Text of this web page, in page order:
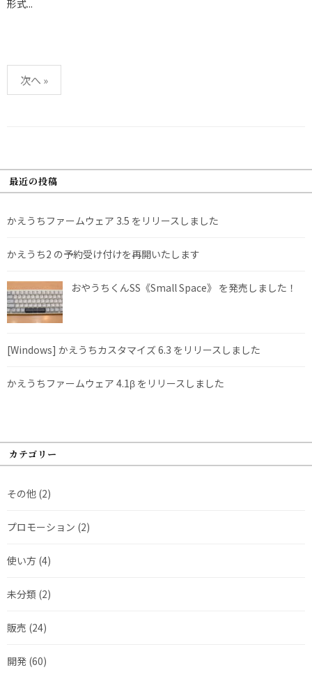
形式...
稿
ジ
送
り
次へ »
最近の投稿
かえうちファームウェア 3.5 をリリースしました
かえうち2 の予約受け付けを再開いたします
おやうちくんSS《Small Space》 を発売しました！
[Windows] かえうちカスタマイズ 6.3 をリリースしました
かえうちファームウェア 4.1β をリリースしました
カテゴリー
その他 (2)
プロモーション (2)
使い方 (4)
未分類 (2)
販売 (24)
開発 (60)